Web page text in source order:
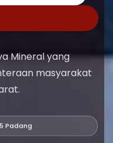
Mineral yang
masyarakat
Padang